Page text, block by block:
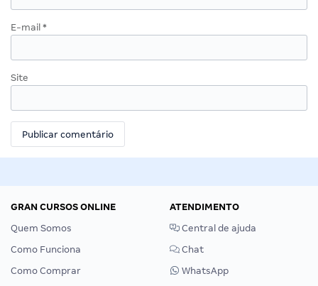
E-mail *
Site
GRAN CURSOS ONLINE
Quem Somos
Como Funciona
Como Comprar
ATENDIMENTO
Central de ajuda
Chat
WhatsApp